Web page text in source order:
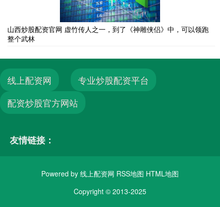
山西炒股配资官网 虚竹传人之一，到了《神雕侠侣》中，可以领跑
整个武林
线上配资网
专业炒股配资平台
配资炒股官方网站
友情链接：
Powered by 线上配资网 RSS地图 HTML地图
Copyright © 2013-2025